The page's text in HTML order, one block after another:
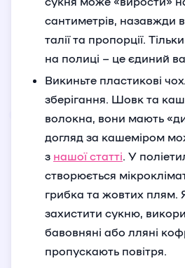
сантиметрів, назавжди
талії та пропорції.
на полиці – це єдиний
Викиньте пластикові
зберігання. Шовк та
волокна, вони мають
догляд за кашеміром
з нашої статті. У
створюється
грибка та жовтих плям.
захистити сукню,
бавовняні або лляні
пропускають повітря.